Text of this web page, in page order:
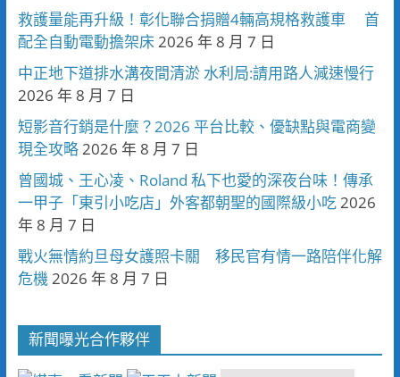
救護量能再升級！彰化聯合捐贈4輛高規格救護車 首
配全自動電動擔架床2026 年 8 月 7 日
中正地下道排水溝夜間清淤 水利局:請用路人減速慢行
2026 年 8 月 7 日
短影音行銷是什麼？2026 平台比較、優缺點與電商變
現全攻略2026 年 8 月 7 日
曾國城、王心凌、Roland 私下也愛的深夜台味！傳承
一甲子「東引小吃店」外客都朝聖的國際級小吃2026
年 8 月 7 日
戰火無情約旦母女護照卡關 移民官有情一路陪伴化解
危機2026 年 8 月 7 日
新聞曝光合作夥伴